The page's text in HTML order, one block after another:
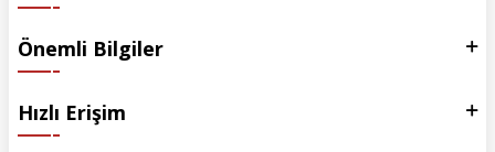
Önemli Bilgiler
Hızlı Erişim